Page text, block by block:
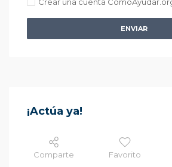
ENVIAR
¡Actúa ya!
Comparte Favorito